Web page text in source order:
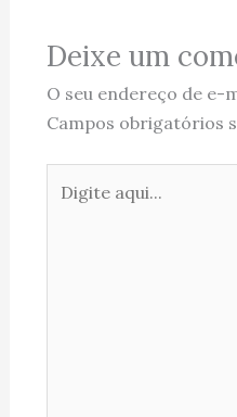
Deixe um
O seu endereço de e-
Campos obrigatórios
aqui...